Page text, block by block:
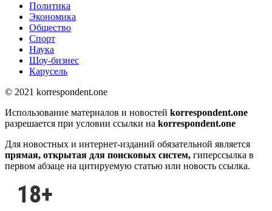
Политика
Экономика
Общество
Спорт
Наука
Шоу-бизнес
Карусель
© 2021 korrespondent.one
Использование материалов и новостей korrespondent.one
разрешается при условии ссылки на korrespondent.one
Для новостных и интернет-изданий обязательной является
прямая, открытая для поисковых систем, гиперссылка в
первом абзаце на цитируемую статью или новость ссылка.